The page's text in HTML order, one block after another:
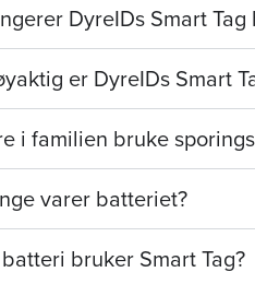
DyreIDs Smart Tag
er DyreIDs Smart
i familien bruke
varer batteriet?
bruker Smart Tag?